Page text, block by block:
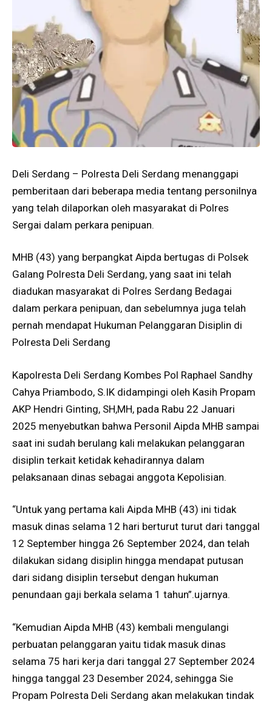
Deli Serdang – Polresta Deli Serdang menanggapi
pemberitaan dari beberapa media tentang personilnya
yang telah dilaporkan oleh masyarakat di Polres
Sergai dalam perkara penipuan.
MHB (43) yang berpangkat Aipda bertugas di Polsek
Galang Polresta Deli Serdang, yang saat ini telah
diadukan masyarakat di Polres Serdang Bedagai
dalam perkara penipuan, dan sebelumnya juga telah
pernah mendapat Hukuman Pelanggaran Disiplin di
Polresta Deli Serdang
Kapolresta Deli Serdang Kombes Pol Raphael Sandhy
Cahya Priambodo, S.IK didampingi oleh Kasih Propam
AKP Hendri Ginting, SH,MH, pada Rabu 22 Januari
2025 menyebutkan bahwa Personil Aipda MHB sampai
saat ini sudah berulang kali melakukan pelanggaran
disiplin terkait ketidak kehadirannya dalam
pelaksanaan dinas sebagai anggota Kepolisian.
“Untuk yang pertama kali Aipda MHB (43) ini tidak
masuk dinas selama 12 hari berturut turut dari tanggal
12 September hingga 26 September 2024, dan telah
dilakukan sidang disiplin hingga mendapat putusan
dari sidang disiplin tersebut dengan hukuman
penundaan gaji berkala selama 1 tahun”.ujarnya.
“Kemudian Aipda MHB (43) kembali mengulangi
perbuatan pelanggaran yaitu tidak masuk dinas
selama 75 hari kerja dari tanggal 27 September 2024
hingga tanggal 23 Desember 2024, sehingga Sie
Propam Polresta Deli Serdang akan melakukan tindak